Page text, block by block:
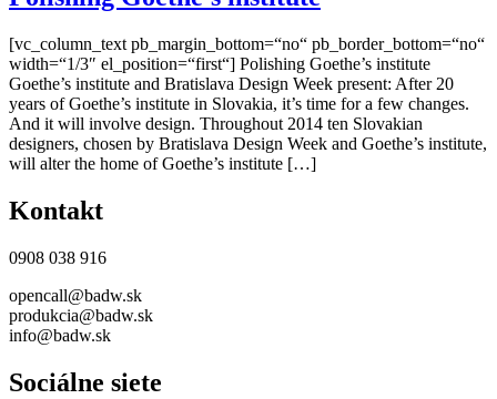
[vc_column_text pb_margin_bottom=“no“ pb_border_bottom=“no“
width=“1/3″ el_position=“first“] Polishing Goethe’s institute
Goethe’s institute and Bratislava Design Week present: After 20
years of Goethe’s institute in Slovakia, it’s time for a few changes.
And it will involve design. Throughout 2014 ten Slovakian
designers, chosen by Bratislava Design Week and Goethe’s institute,
will alter the home of Goethe’s institute […]
Kontakt
0908 038 916
opencall@badw.sk
produkcia@badw.sk
info@badw.sk
Sociálne siete